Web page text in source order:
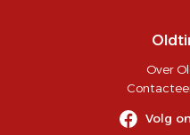
Over
Volg